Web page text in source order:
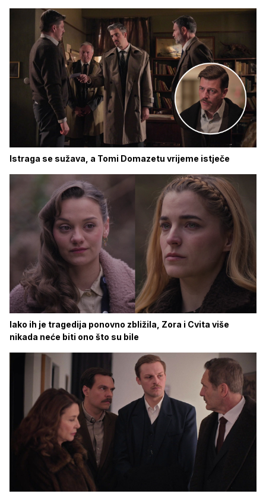
Istraga se sužava, a Tomi Domazetu vrijeme istječe
Iako ih je tragedija ponovno zbližila, Zora i Cvita više
nikada neće biti ono što su bile